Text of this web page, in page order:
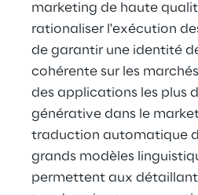
marketing de haute
rationaliser l'exécution
de garantir une identité
cohérente sur les
des applications les plus
générative dans le
traduction automatique
grands modèles
permettent aux